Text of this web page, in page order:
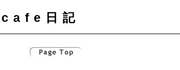
cafe日記